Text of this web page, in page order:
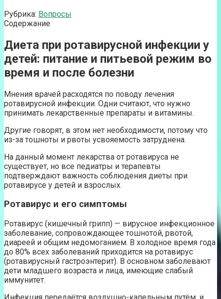
Рубрика: Вопросы
Содержание
Диета при ротавирусной инфекции у
детей: питание и питьевой режим во
время и после болезни
Мнения врачей расходятся по поводу лечения
ротавирусной инфекции. Одни считают, что нужно
принимать лекарственные препараты и витамины.
Другие говорят, в этом нет необходимости, потому что
из-за тошноты и рвоты усвояемость затруднена.
На данный момент лекарства от ротавируса не
существует, но все педиатры и терапевты
подтверждают важность соблюдения диеты при
ротавирусе у детей и взрослых.
Ротавирус и его симптомы
Ротавирус (кишечный грипп) — вирусное инфекционное
заболевание, сопровождающее тошнотой, рвотой,
диареей и общим недомоганием. В холодное время года
до 80% всех заболеваний приходится на ротавирус
(ротавирусный гастроэнтерит). В основном заболевают
дети младшего возраста и лица, имеющие слабый
иммунитет.